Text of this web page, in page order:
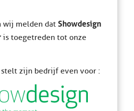
wij melden datShowdesign
is toegetreden tot onze
stelt zijn bedrijf even voor :